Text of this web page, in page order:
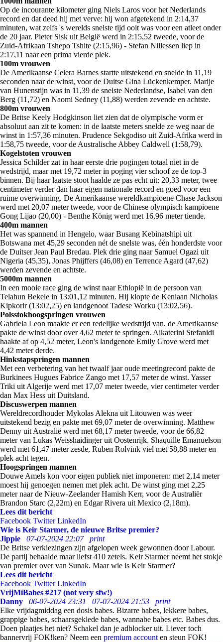
Op de incourante kilometer ging Niels Laros voor het Nederlands
record en dat deed hij met verve: hij won afgetekend in 2:14,37
minuten, wat zelfs 's werelds snelste tijd ooit was voor een atleet onder
de 20 jaar. Pieter Sisk uit België werd in 2:15,52 tweede, voor de
Zuid-Afrikaan Tshepo Tshite (2:15,96) - Stefan Nillessen liep in
2:17,11 naar een prima vierde plek.
100m vrouwen
De Amerikaanse Celera Barnes startte uitstekend en snelde in 11,19
seconden naar de winst, voor de Duitse Gina Lückenkemper. Marije
van Hunenstijn was in 11,39 de snelste Nederlandse, Isabel van den
Berg (11,72) en Naomi Sedney (11,88) werden zevende en achtste.
800m vrouwen
De Britse Keely Hodgkinson liet zien dat de olympische vorm er
absoluut aan zit te komen: in de laatste meters snelde ze weg naar de
winst in 1:57,36 minuten. Prudence Sekgodiso uit Zuid-Afrika werd in
1:58,75 tweede, voor de Australische Abbey Caldwell (1:58,79).
Kogelstoten vrouwen
Jessica Schilder zat in haar eerste drie pogingen totaal niet in de
wedstrijd, maar met 19,72 meter in poging vier schoof ze de top-3
binnen. Bij haar laatste stoot haalde ze pas echt uit: 20,33 meter, twee
centimeter verder dan haar eigen nationale record en goed voor een
ruime overwinning. De Amerikaanse wereldkampioene Chase Jackson
werd met 20,07 meter tweede, voor de Chinese olympisch kampioene
Gong Lijao (20,00) - Benthe König werd met 16,96 meter tiende.
400m mannen
Het was spannend in Hengelo, waar Busang Kebinatshipi uit
Botswana met 45,29 seconden nét de snelste was, één honderdste voor
de Duitser Jean Paul Bredau. Plek drie ging naar Samuel Ogazi uit
Nigeria (45,35), Jonas Phijffers (46,08) en Terrence Agard (47,62)
werden zevende en achtste.
5000m mannen
In een mooie race ging de winst naar Ethiopië in de persoon van
Telahun Bekele in 13:01,12 minuten. Hij klopte de Keniaan Nicholas
Kipkorir (13:02,25) en landgenoot Tadese Worku (13:02,56).
Polsstokhoogspringen vrouwen
Gabriela Leon maakte er een redelijke wedstrijd van, de Amerikaanse
pakte de winst door over 4,62 meter te springen. Aikaterini Stefanidi
haakte af op 4,52 meter, Leon's landgenote Emily Grove werd met
4,42 meter derde.
Hinkstapspringen mannen
Met een verbetering van het twaalf jaar oude meetingrecord pakte de
Burkinees Hugues Fabrice Zango met 17,57 meter de winst. Yasser
Triki uit Algerije werd met 17,07 meter tweede, vier centimeter verder
dan Max Hess uit Duitsland.
Discuswerpen mannen
Wereldrecordhouder Mykolas Alekna uit Litouwen was weer
uitstekend bezig en pakte met 69,07 meter de overwinning. Matthew
Denny uit Australië werd met 68,17 meter tweede, voor de 66,82
meter van Lukas Weisshaidinger uit Oostenrijk. Shaquille Emanuelson
werd met 61,47 meter zesde, Ruben Rolvink viel met 58,88 meter en
plek acht tegen.
Hoogspringen mannen
Douwe Amels kon voor eigen publiek niet imponeren: met 2,14 meter
moest hij genoegen nemen met plek acht. De winst ging met 2,25
meter naar de Nieuw-Zeelander Hamish Kerr, voor de Australiër
Brandon Starc (2,22m) en Edgar Rivera uit Mexico (2,18m).
Lees dit bericht
Facebook Twitter LinkedIn
Wie is Keir Starmer, de nieuwe Britse premier?
Jippie
07-07-2024 22:07
print
De Britse verkiezingen zijn afgelopen week gewonnen door Labour.
De partij behaalde maar liefst 410 zetels. Keir Starmer neemt het stokje
van premier over van Sunak. Maar wie is Keir Starmer?
Lees dit bericht
Facebook Twitter LinkedIn
VrijMiBabes #217 (not very sfw!)
Danny
06-07-2024 23:31 07-07-2024 21:53
print
Elke vrijdagmiddag een dosis babes. Bizarre babes, lekkere babes,
grappige babes, schaarsgeklede babes, wannabe babes etc. Babes dus.
Doen plaatjes het niet? Schakel dan je adblocker uit. Liever toch
bannervrij FOK!ken? Neem een premium account en steun FOK!